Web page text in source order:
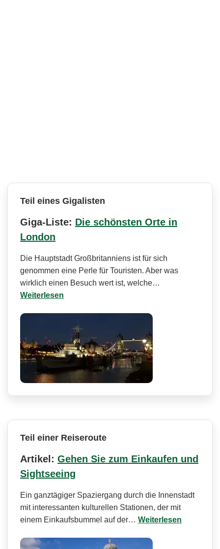
Teil eines Gigalisten
Giga-Liste: Die schönsten Orte in
London
Die Hauptstadt Großbritanniens ist für sich
genommen eine Perle für Touristen. Aber was
wirklich einen Besuch wert ist, welche…
Weiterlesen
Teil einer Reiseroute
Artikel: Gehen Sie zum Einkaufen und
Sightseeing
Ein ganztägiger Spaziergang durch die Innenstadt
mit interessanten kulturellen Stationen, der mit
einem Einkaufsbummel auf der… Weiterlesen